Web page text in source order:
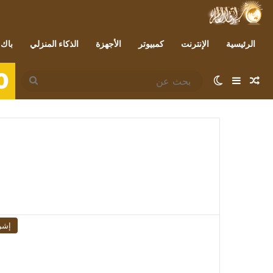
الرئيسية الإنترنت كمبيوتر الأجهزة الذكاء المنزلي
مقال عشوائي
إضافة عمود جانبي
الوضع المظلم
بحث
عن